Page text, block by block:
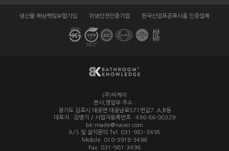
생산물 배상책임보험가입 위생안전인증기업 한국산업표준표시품 인증업체
(주)비케이
/
본사,영업부 주소 :
경기도 김포시 대곶면 대곶남로571번길7. A,B동
대표자 : 김병기 / 사업자등록번호 : 436-86-00329
/
bk-made@naver.com
A/S 및 설치문의 Tel. 031-981-3495
/
Mobile. 010-3918-3496
/
Fax. 031-981-3496